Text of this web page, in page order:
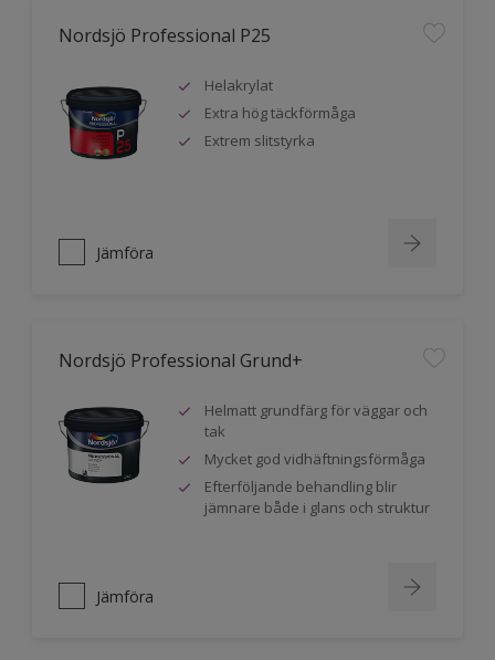
Nordsjö Professional P25
Helakrylat
Extra hög täckförmåga
Extrem slitstyrka
Jämföra
Nordsjö Professional Grund+
Helmatt grundfärg för väggar och
tak
Mycket god vidhäftningsförmåga
Efterföljande behandling blir
jämnare både i glans och struktur
Jämföra